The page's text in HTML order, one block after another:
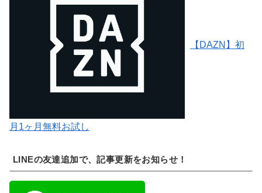
【DAZN】初
月1ヶ月無料お試し
LINEの友達追加で、記事更新をお知らせ！